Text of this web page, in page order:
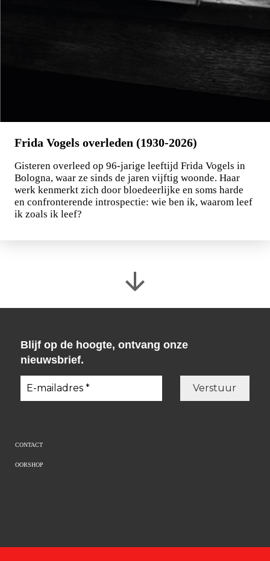
Frida Vogels overleden (1930-2026)
Gisteren overleed op 96-jarige leeftijd Frida Vogels in
Bologna, waar ze sinds de jaren vijftig woonde. Haar
werk kenmerkt zich door bloedeerlijke en soms harde
en confronterende introspectie: wie ben ik, waarom leef
ik zoals ik leef?
Blijf op de hoogte, ontvang onze
nieuwsbrief.
CONTACT
OORSHOP